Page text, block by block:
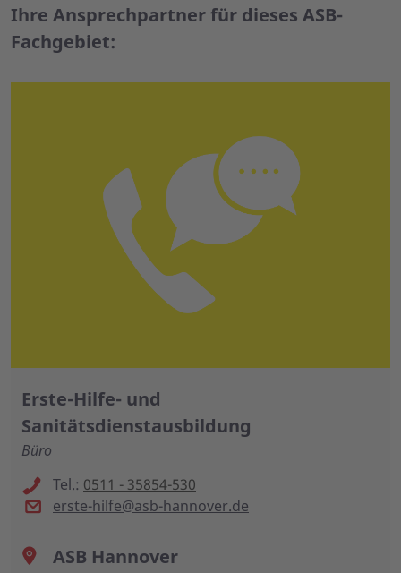
Ihre Ansprechpartner für dieses ASB-
Fachgebiet:
Erste-Hilfe- und
Sanitätsdienstausbildung
Büro
Tel.: 0511 - 35854-530
erste-hilfe@asb-hannover.de
ASB Hannover